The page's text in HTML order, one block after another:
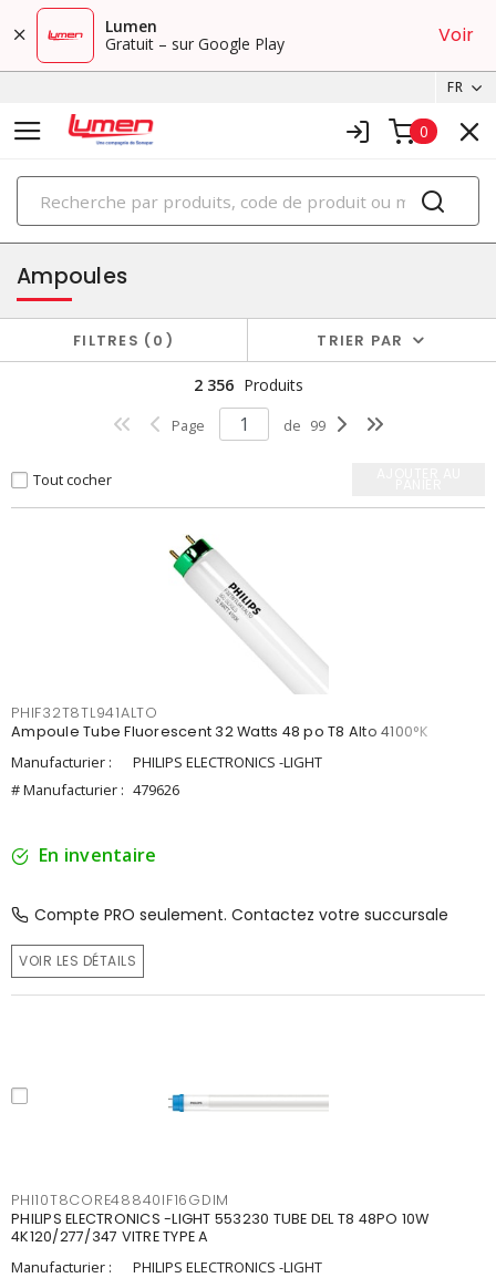
Lumen
Gratuit – sur Google Play
Voir
FR
0
PRODUITS
éclairage
Ampoules
FILTRES 0 TRIER PAR
2 356 Produits
Page de 99
Tout cocher
PHIF32T8TL941ALTO
Ampoule Tube Fluorescent 32 Watts 48 po T8 Alto 4100°K
Manufacturier :
PHILIPS ELECTRONICS -LIGHT
# Manufacturier : 479626
En inventaire
Compte PRO seulement. Contactez votre succursale
VOIR LES DÉTAILS
PHI10T8CORE48840IF16GDIM
PHILIPS ELECTRONICS -LIGHT 553230 TUBE DEL T8 48PO 10W
4K120/277/347 VITRE TYPE A
Manufacturier :
PHILIPS ELECTRONICS -LIGHT